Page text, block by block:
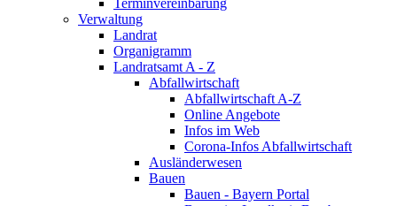
Terminvereinbarung
Verwaltung
Landrat
Organigramm
Landratsamt A - Z
Abfallwirtschaft
Abfallwirtschaft A-Z
Online Angebote
Infos im Web
Corona-Infos Abfallwirtschaft
Ausländerwesen
Bauen
Bauen - Bayern Portal